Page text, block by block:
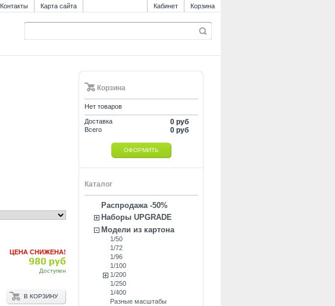
Контакты Карта сайта Кабинет Корзина
ЦЕНА СНИЖЕНА!
980 руб
Доступен
В КОРЗИНУ
Корзина
Нет товаров
Доставка 0 руб
Всего 0 руб
ОФОРМИТЬ
Каталог
Распродажа -50%
Наборы UPGRADE
Модели из картона
1/50
1/72
1/96
1/100
1/200
1/250
1/400
Разные масштабы